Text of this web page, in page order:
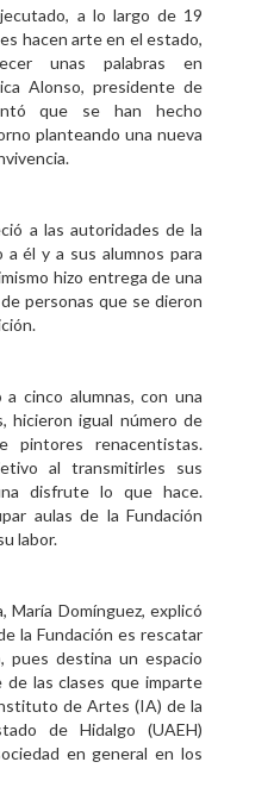
a lo largo de 19
hacen arte en el estado,
unas palabras en
Alonso, presidente de
que se han hecho
planteando una nueva
a las autoridades de la
él y a sus alumnos para
hizo entrega de una
personas que se dieron
cinco alumnas, con una
hicieron igual número de
pintores renacentistas.
al transmitirles sus
disfrute lo que hace.
aulas de la Fundación
labor.
Domínguez, explicó
la Fundación es rescatar
pues destina un espacio
de las clases que imparte
de Artes (IA) de la
de Hidalgo (UAEH)
en general en los